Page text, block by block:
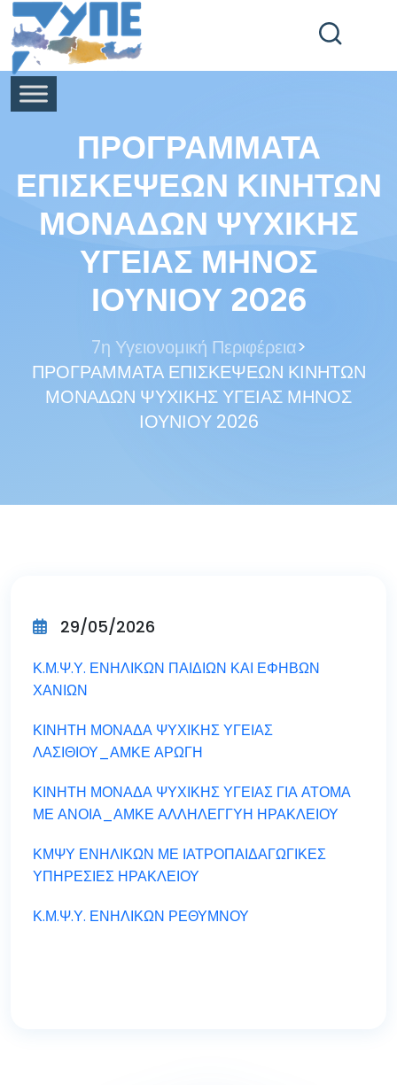
End Header Section -->
ΠΡΟΓΡΑΜΜΑΤΑ
ΕΠΙΣΚΕΨΕΩΝ ΚΙΝΗΤΩΝ
ΜΟΝΑΔΩΝ ΨΥΧΙΚΗΣ
ΥΓΕΙΑΣ ΜΗΝΟΣ
ΙΟΥΝΙΟΥ 2026
7η Υγειονομική Περιφέρεια>
ΠΡΟΓΡΑΜΜΑΤΑ ΕΠΙΣΚΕΨΕΩΝ ΚΙΝΗΤΩΝ
ΜΟΝΑΔΩΝ ΨΥΧΙΚΗΣ ΥΓΕΙΑΣ ΜΗΝΟΣ
ΙΟΥΝΙΟΥ 2026
29/05/2026
Κ.Μ.Ψ.Υ. ΕΝΗΛΙΚΩΝ ΠΑΙΔΙΩΝ ΚΑΙ ΕΦΗΒΩΝ
ΧΑΝΙΩΝ
ΚΙΝΗΤΗ ΜΟΝΑΔΑ ΨΥΧΙΚΗΣ ΥΓΕΙΑΣ
ΛΑΣΙΘΙΟΥ_ΑΜΚΕ ΑΡΩΓΗ
ΚΙΝΗΤΗ ΜΟΝΑΔΑ ΨΥΧΙΚΗΣ ΥΓΕΙΑΣ ΓΙΑ ΑΤΟΜΑ
ΜΕ ΑΝΟΙΑ_ΑΜΚΕ ΑΛΛΗΛΕΓΓΥΗ ΗΡΑΚΛΕΙΟΥ
ΚΜΨΥ ΕΝΗΛΙΚΩΝ ΜΕ ΙΑΤΡΟΠΑΙΔΑΓΩΓΙΚΕΣ
ΥΠΗΡΕΣΙΕΣ ΗΡΑΚΛΕΙΟΥ
Κ.Μ.Ψ.Υ. ΕΝΗΛΙΚΩΝ ΡΕΘΥΜΝΟΥ